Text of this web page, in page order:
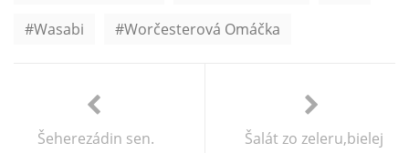
Wasabi
Worčesterová Omáčka
Šeherezádin sen.
Šalát zo zeleru,bielej